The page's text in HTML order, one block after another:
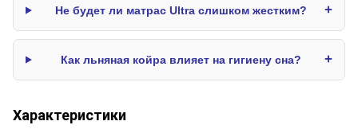
Не будет ли матрас Ultra слишком жестким? +
Как льняная койра влияет на гигиену сна? +
Характеристики